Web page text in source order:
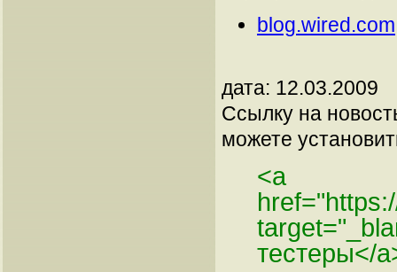
blog.wired.com
дата: 12.03.2009
Ссылку на
можете
<a
тестеры</